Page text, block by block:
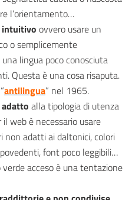
l’orientamento…
intuitivo ovvero usare un
o semplicemente
lingua poco conosciuta
Questa è una cosa risaputa.
antilingua” nel 1965.
alla tipologia di utenza
web è necessario usare
non adatti ai daltonici, colori
font poco leggibili…
acceso è una tentazione